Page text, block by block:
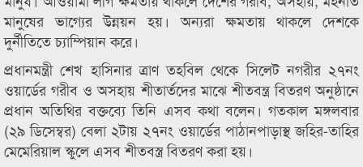
মানুষের ভাগ্যের উন্নয়ন হয়। অন্যরা ক্ষমতায় থাকলে দেশকে
দুর্নীতিতে চ্যাম্পিয়ান করে।
প্রধানমন্ত্রী শেখ হাসিনার ত্রাণ তহবিল থেকে সিলেট নগরীর ২৭নং
ওয়ার্ডের গরীব ও অসহায় শীতার্তদের মাঝে শীতবন্ত্র বিতরণ অনুষ্ঠানে
প্রধান অতিথির বক্তব্যে তিনি এসব কথা বলেন। গতকাল মঙ্গলবার
(২৯ ডিসেম্বর) বেলা ২টায় ২৭নং ওয়ার্ডের পাঠানপাড়াস্থ জহির-তাহির
মেমেরিয়াল স্কুলে এসব শীতবস্ত্র বিতরণ করা হয়।